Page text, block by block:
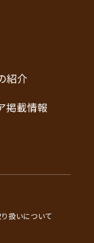
紹介
掲載情報
扱いについて